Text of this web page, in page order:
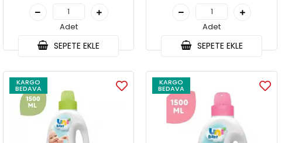
Adet
SEPETE EKLE
Adet
SEPETE EKLE
KARGO
BEDAVA
KARGO
BEDAVA